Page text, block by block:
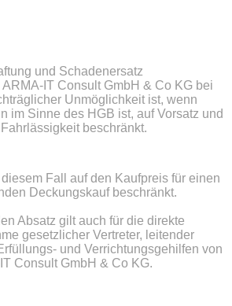
und Schadenersatz
IT Consult GmbH & Co KG bei
Unmöglichkeit ist, wenn
im Sinne des HGB ist, auf Vorsatz und
beschränkt.
Fall auf den Kaufpreis für einen
Deckungskauf beschränkt.
Absatz gilt auch für die direkte
gesetzlicher Vertreter, leitender
und Verrichtungsgehilfen von
Consult GmbH & Co KG.